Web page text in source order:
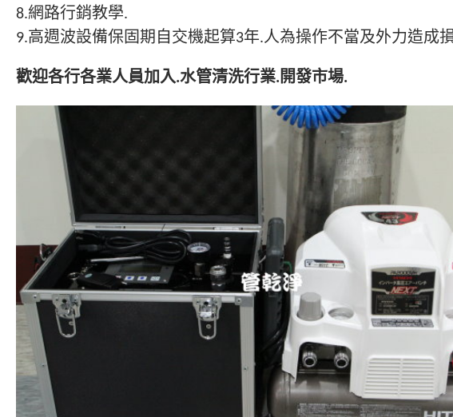
8.網路行銷教學.
9.高週波設備保固期自交機起算3年.人為操作不當及外力造成
歡迎各行各業人員加入.水管清洗行業.開發市場.